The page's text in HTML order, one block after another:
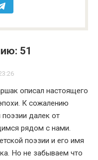
51
описал настоящего
К сожалению
далек от
рядом с нами.
поэзии и его имя
Но не забываем что